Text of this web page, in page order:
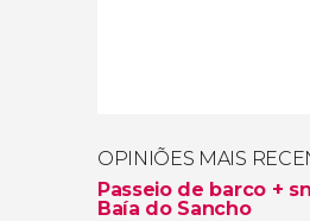
OPINIÕES MAIS
Passeio de barco +
Baía do Sancho